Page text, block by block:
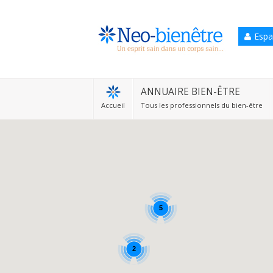
Accueil
ANNUAIRE BIEN-ÊTRE
Tous les professionnels du bien-être
5
2